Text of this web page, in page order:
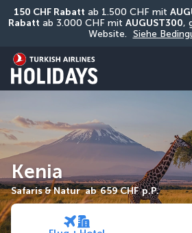
150 CHF Rabatt ab 1.500 CHF mit
Rabatt ab 3.000 CHF mit AUGUST300,
Website. Siehe
Kenia
Safaris & Natur ab 659 CHF p.P.